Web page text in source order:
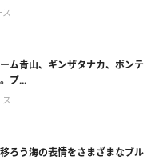
ス
ム青山、ギンザタナカ、ポンテ
プ...
ス
ろう海の表情をさまざまなブル